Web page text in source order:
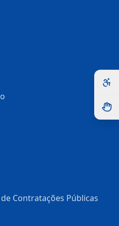
Contratações Públicas